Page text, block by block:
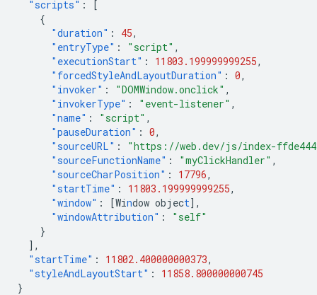
"scripts" :
[
{
"duration" : 45,
"entryType" : "script" ,
"executionStart" : 11803.199999999255,
"forcedStyleAndLayoutDuration" : 0,
"invoker" : "DOMWindow.onclick" ,
"invokerType" : "event-listener" ,
"name" : "script" ,
"pauseDuration" : 0,
"sourceURL" :
"https://web.dev/js/index-
"sourceFunctionName" : "myClickHandler" ,
"sourceCharPosition" : 17796,
"startTime" : 11803.199999999255,
"window" : [Window object],
"windowAttribution" :
"self"
}
],
"startTime" : 11802.400000000373,
"styleAndLayoutStart" :
11858.800000000745
}